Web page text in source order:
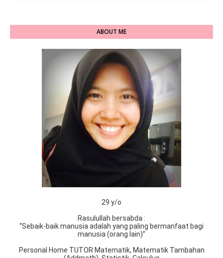
ABOUT ME
29 y/o
Rasulullah bersabda :
“Sebaik-baik manusia adalah yang paling bermanfaat bagi
manusia (orang lain)”
Personal Home TUTOR Matematik, Matematik Tambahan